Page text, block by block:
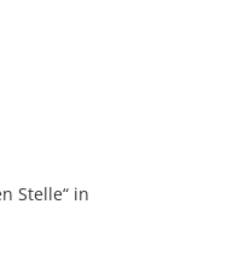
Stelle“ in